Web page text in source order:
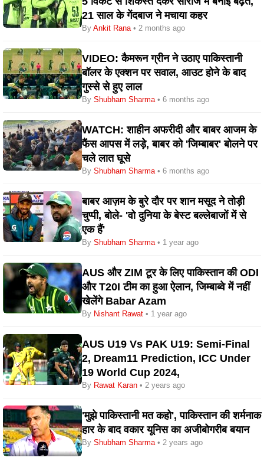
21 साल के गेंदबाज ने मचाया कहर
By Ankit Rana• 2 months ago
VIDEO: कैमरून ग्रीन ने उठाए पाकिस्तानी
बॉलर के एक्शन पर सवाल, आउट होने के बाद
गुस्से से हुए लाल
By Shubham Sharma• 6 months ago
WATCH: शाहीन अफरीदी और बाबर आजम के
फैंस आपस में लड़े, बाबर को 'जिम्बाबर' बोलने पर
चले लात घूसे
By Shubham Sharma• 6 months ago
बाबर आज़म के बुरे दौर पर शान मसूद ने तोड़ी
चुप्पी, बोले- 'वो दुनिया के बेस्ट बल्लेबाजों में से
एक हैं'
By Shubham Sharma• 1 year ago
AUS और ZIM टूर के लिए पाकिस्तान की ODI
और T20I टीम का हुआ ऐलान, जिम्बाब्वे में नहीं
खेलेंगे Babar Azam
By Nishant Rawat • 1 year ago
AUS U19 Vs PAK U19: Semi-Final
2, Dream11 Prediction, ICC Under
19 World Cup 2024,
By Rawat Karan • 2 years ago
'मुझे पाकिस्तानी मत कहो', पाकिस्तान की शर्मनाक
हार के बाद वकार यूनिस का अजीबोगरीब बयान
By Shubham Sharma• 2 years ago